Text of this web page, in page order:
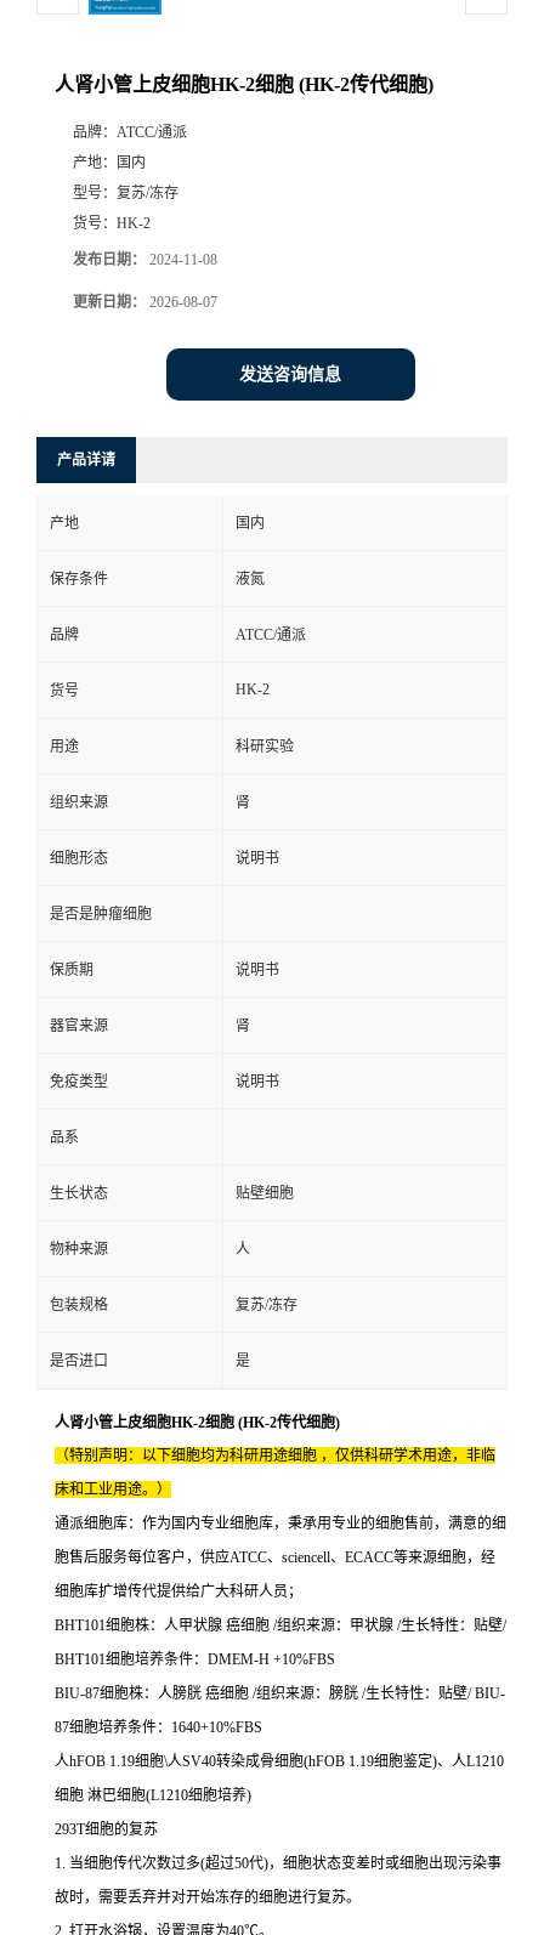
人肾小管上皮细胞HK-2细胞 (HK-2传代细胞)
品牌： ATCC/通派
产地：
国内
型号： 复苏/冻存
货号： HK-2
发布日期： 2024-11-08
更新日期： 2026-08-07
发送咨询信息
产品详请
产地 国内
保存条件 液氮
品牌 ATCC/通派
货号 HK-2
用途 科研实验
组织来源 肾
细胞形态 说明书
是否是肿瘤细胞
保质期 说明书
器官来源 肾
免疫类型 说明书
品系
生长状态 贴壁细胞
物种来源 人
包装规格 复苏/冻存
是否进口 是
人肾小管上皮细胞HK-2细胞 (HK-2传代细胞)
（特别声明：以下细胞均为科研用途细胞 ，仅供科研学术用途，非临
床和工业用途。）
通派细胞库：作为国内专业细胞库，秉承用专业的细胞售前，满意的细
胞售后服务每位客户，供应ATCC、sciencell、ECACC等来源细胞，经
细胞库扩增传代提供给广大科研人员；
BHT101细胞株：人甲状腺 癌细胞 /组织来源：甲状腺 /生长特性：贴壁/
BHT101细胞培养条件：DMEM-H +10%FBS
BIU-87细胞株：人膀胱 癌细胞 /组织来源：膀胱 /生长特性：贴壁/ BIU-
87细胞培养条件：1640+10%FBS
人hFOB 1.19细胞\人SV40转染成骨细胞(hFOB 1.19细胞鉴定)、人L1210
细胞 淋巴细胞(L1210细胞培养)
293T细胞的复苏
1. 当细胞传代次数过多(超过50代)，细胞状态变差时或细胞出现污染事
故时，需要丢弃并对开始冻存的细胞进行复苏。
2. 打开水浴锅，设置温度为40℃。